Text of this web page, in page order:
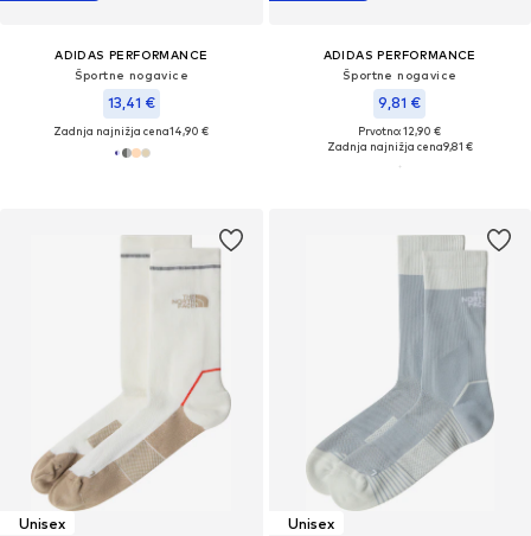
ADIDAS PERFORMANCE
Športne nogavice
13,41 €
Zadnja najnižja cena14,90 €
ADIDAS PERFORMANCE
Športne nogavice
9,81 €
Prvotno: 12,90 €
Zadnja najnižja cena9,81 €
Unisex Unisex